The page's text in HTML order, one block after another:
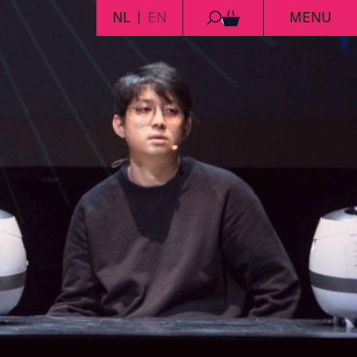
NL EN 0 MENU